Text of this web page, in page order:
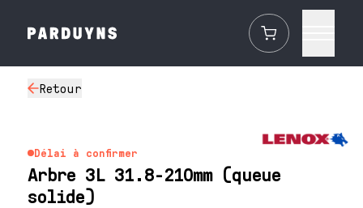
Retour
Délai à confirmer
Arbre 3L 31.8-210mm (queue
solide)